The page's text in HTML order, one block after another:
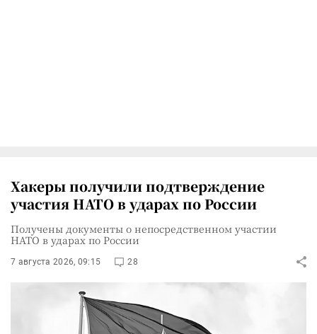
Хакеры получили подтверждение
участия НАТО в ударах по России
Получены документы о непосредственном участии
НАТО в ударах по России
7 августа 2026, 09:15 28